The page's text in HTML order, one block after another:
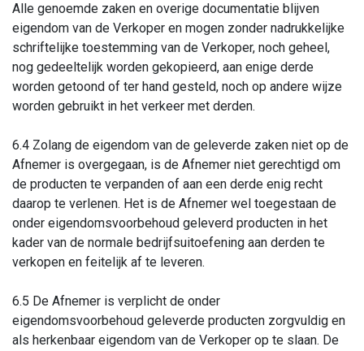
Alle genoemde zaken en overige documentatie blijven
eigendom van de Verkoper en mogen zonder nadrukkelijke
schriftelijke toestemming van de Verkoper, noch geheel,
nog gedeeltelijk worden gekopieerd, aan enige derde
worden getoond of ter hand gesteld, noch op andere wijze
worden gebruikt in het verkeer met derden.
6.4 Zolang de eigendom van de geleverde zaken niet op de
Afnemer is overgegaan, is de Afnemer niet gerechtigd om
de producten te verpanden of aan een derde enig recht
daarop te verlenen. Het is de Afnemer wel toegestaan de
onder eigendomsvoorbehoud geleverd producten in het
kader van de normale bedrijfsuitoefening aan derden te
verkopen en feitelijk af te leveren.
6.5 De Afnemer is verplicht de onder
eigendomsvoorbehoud geleverde producten zorgvuldig en
als herkenbaar eigendom van de Verkoper op te slaan. De